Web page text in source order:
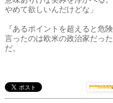
やめて欲しいんだけどな」
『あるポイントを超えると危
言ったのは欧米の政治家だっ
だ。